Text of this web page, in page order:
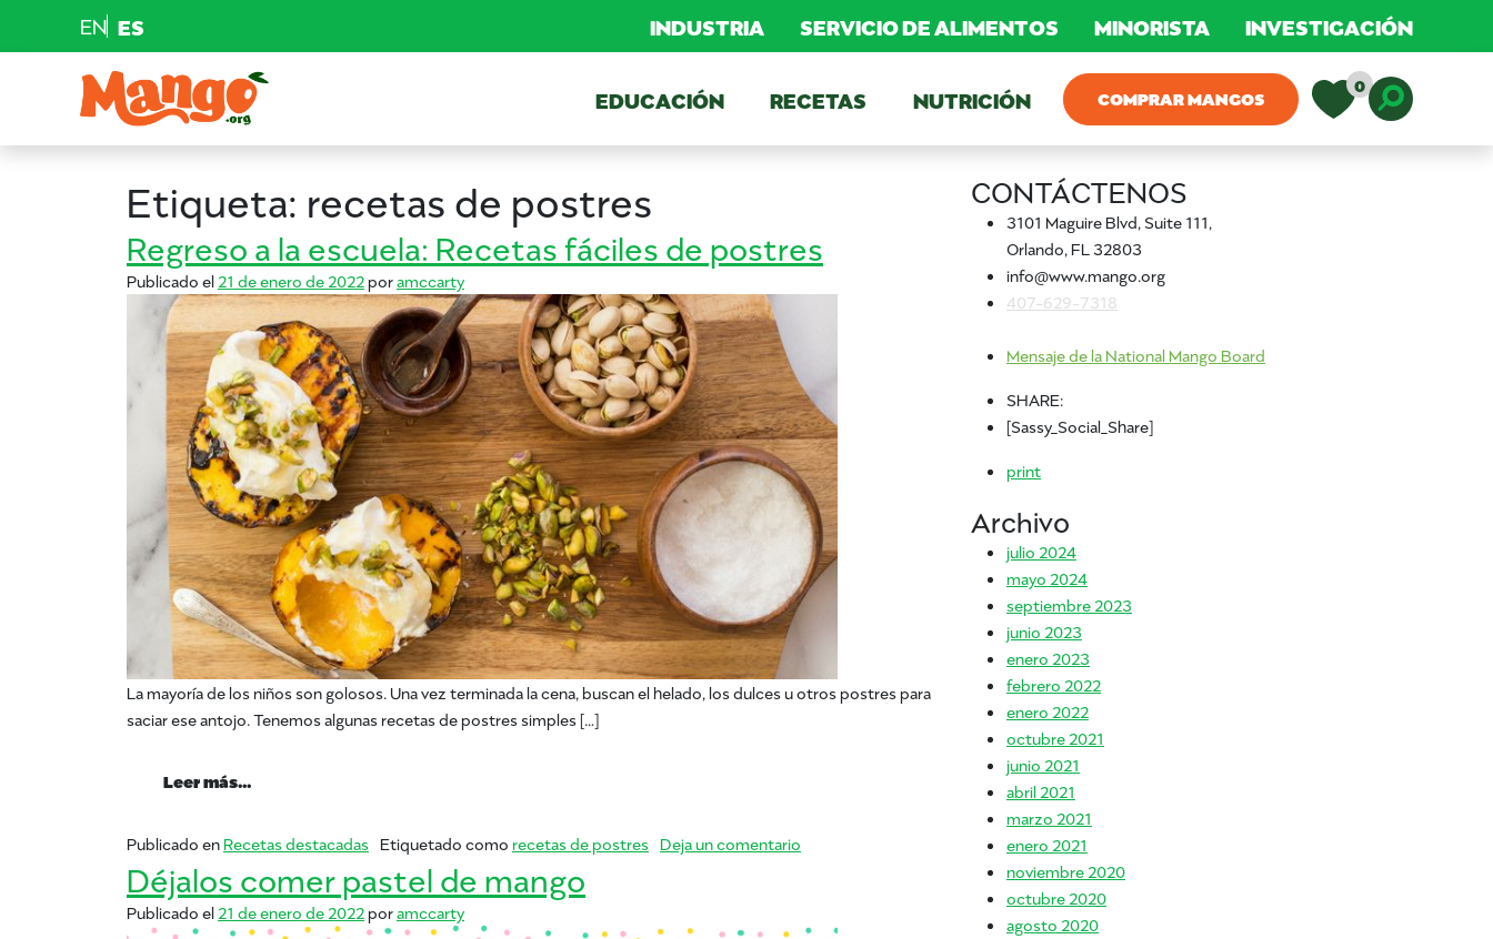
EN ES INDUSTRIA SERVICIO DE ALIMENTOS MINORISTA INVESTIGACIÓN
Navegación principal EDUCACIÓN RECETAS NUTRICIÓN COMPRAR MANGOS
0
RECETAS
NUTRICIÓN
COMPRAR MANGOS
Etiqueta: recetas de postres
Regreso a la escuela: Recetas fáciles de postres
Publicado el 21 de enero de 2022poramccarty
La mayoría de los niños son golosos. Una vez terminada la cena, buscan el helado, los dulces u otros postres para
saciar ese antojo. Tenemos algunas recetas de postres simples […]
Leer más…
Publicado enRecetas destacadas Etiquetado como recetas de postres Deja un comentario en Regreso a la escuela: Recetas fáciles de postres
Déjalos comer pastel de mango
Publicado el 21 de enero de 2022poramccarty
CONTÁCTENOS
3101 Maguire Blvd, Suite 111,
Orlando, FL 32803
info@www.mango.org
407-629-7318
Mensaje de la National Mango Board
SHARE:
[Sassy_Social_Share]
print
Archivo
julio 2024
mayo 2024
septiembre 2023
junio 2023
enero 2023
febrero 2022
enero 2022
octubre 2021
junio 2021
abril 2021
marzo 2021
enero 2021
noviembre 2020
octubre 2020
agosto 2020